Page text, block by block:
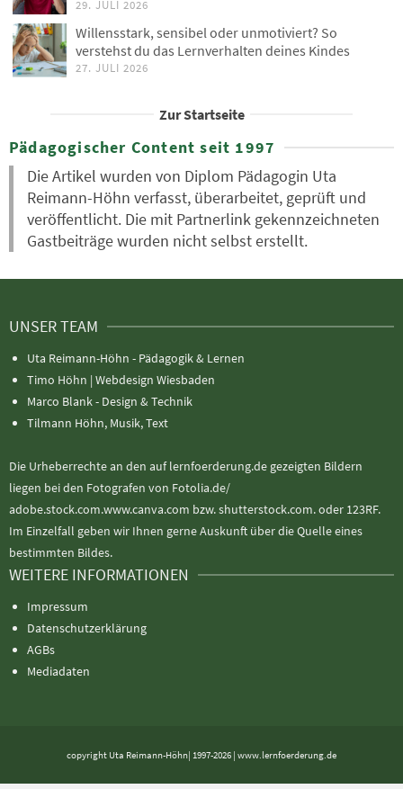
29. JULI 2026
Willensstark, sensibel oder unmotiviert? So
verstehst du das Lernverhalten deines Kindes
27. JULI 2026
Zur Startseite
Pädagogischer Content seit 1997
Die Artikel wurden von Diplom Pädagogin Uta
Reimann-Höhn verfasst, überarbeitet, geprüft und
veröffentlicht. Die mit Partnerlink gekennzeichneten
Gastbeiträge wurden nicht selbst erstellt.
UNSER TEAM
Uta Reimann-Höhn - Pädagogik & Lernen
Timo Höhn | Webdesign Wiesbaden
Marco Blank - Design & Technik
Tilmann Höhn, Musik, Text
Die Urheberrechte an den auf lernfoerderung.de gezeigten Bildern
liegen bei den Fotografen von Fotolia.de/
adobe.stock.com.www.canva.com bzw. shutterstock.com. oder 123RF.
Im Einzelfall geben wir Ihnen gerne Auskunft über die Quelle eines
bestimmten Bildes.
WEITERE INFORMATIONEN
Impressum
Datenschutzerklärung
AGBs
Mediadaten
copyright Uta Reimann-Höhn| 1997-2026 | www.lernfoerderung.de